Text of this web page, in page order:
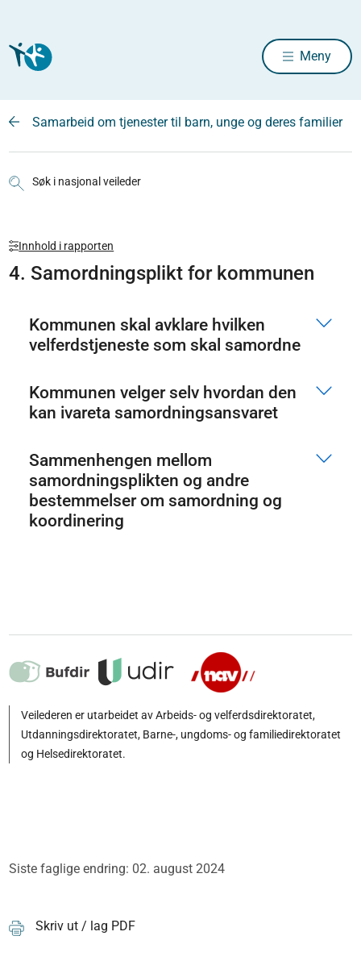
Meny
Samarbeid om tjenester til barn, unge og deres familier
Søk i nasjonal veileder
Innhold i rapporten
4. Samordningsplikt for kommunen
Kommunen skal avklare hvilken
velferdstjeneste som skal samordne
Kommunen velger selv hvordan den
kan ivareta samordningsansvaret
Sammenhengen mellom
samordningsplikten og andre
bestemmelser om samordning og
koordinering
Veilederen er utarbeidet av Arbeids- og velferdsdirektoratet,
Utdanningsdirektoratet, Barne-, ungdoms- og familiedirektoratet
og Helsedirektoratet.
Siste faglige endring: 02. august 2024
Skriv ut / lag PDF